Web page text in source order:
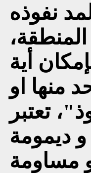
نفوذه
أية
منها او
تعتبر
ديمومة
مساومة